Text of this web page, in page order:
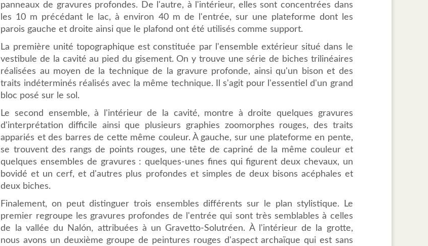
panneaux de gravures profondes. De l'autre, à l'intérieur, elles sont concentrées dans
les 10 m précédant le lac, à environ 40 m de l'entrée, sur une plateforme dont les
parois gauche et droite ainsi que le plafond ont été utilisés comme support.
La première unité topographique est constituée par l'ensemble extérieur situé dans le
vestibule de la cavité au pied du gisement. On y trouve une série de biches trilinéaires
réalisées au moyen de la technique de la gravure profonde, ainsi qu'un bison et des
traits indéterminés réalisés avec la même technique. Il s'agit pour l'essentiel d'un grand
bloc posé sur le sol.
Le second ensemble, à l'intérieur de la cavité, montre à droite quelques gravures
d'interprétation difficile ainsi que plusieurs graphies zoomorphes rouges, des traits
appariés et des barres de cette même couleur. À gauche, sur une plateforme en pente,
se trouvent des rangs de points rouges, une tête de capriné de la même couleur et
quelques ensembles de gravures : quelques-unes fines qui figurent deux chevaux, un
bovidé et un cerf, et d'autres plus profondes et simples de deux bisons acéphales et
deux biches.
Finalement, on peut distinguer trois ensembles différents sur le plan stylistique. Le
premier regroupe les gravures profondes de l'entrée qui sont très semblables à celles
de la vallée du Nalón, attribuées à un Gravetto-Solutréen. À l'intérieur de la grotte,
nous avons un deuxième groupe de peintures rouges d'aspect archaïque qui est sans